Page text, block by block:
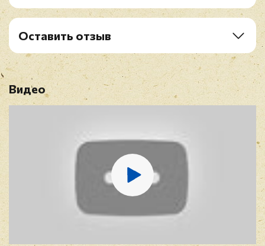
B1. Break The Rules Tonite (Out Of School)
B2. Still Hold On
B3. Don't Call It Love
B4. Miss You Tonite
B5. My Old Pals
Оставить отзыв
Имя*
Видео